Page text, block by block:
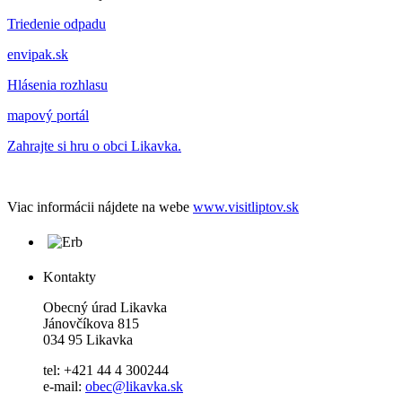
Triedenie odpadu
envipak.sk
Hlásenia rozhlasu
mapový portál
Zahrajte si hru o obci Likavka.
Viac informácii nájdete na webe www.visitliptov.sk
Kontakty
Obecný úrad Likavka
Jánovčíkova 815
034 95 Likavka
tel: +421 44 4 300244
e-mail: obec@likavka.sk